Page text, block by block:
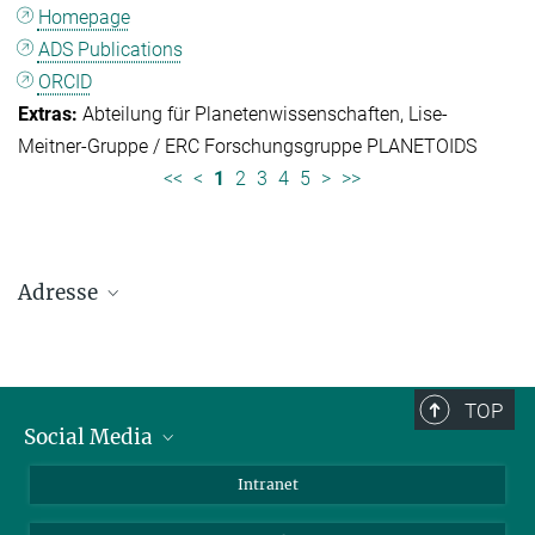
Homepage
ADS Publications
ORCID
Abteilung für Planetenwissenschaften Lise-
Meitner-Gruppe / ERC Forschungsgruppe PLANETOIDS
<< < 1 2 3 4 5 > >>
Adresse
Telefon: +49 551 384 979-0
E-Mail:presseinfo@mps.mpg.de
TOP
Social Media
Intranet